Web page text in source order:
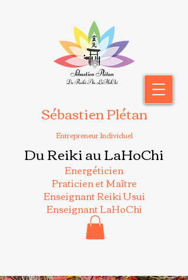
Sébastien Plétan
Entrepreneur Individuel
Du Reiki au LaHoChi
Energéticien
Praticien et Maître
Enseignant Reiki Usui
Enseignant LaHoChi